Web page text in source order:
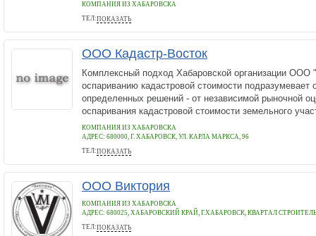
КОМПАНИЯ ИЗ ХАБАРОВСКА
ТЕЛ:ПОКАЗАТЬ
+8618453280532
ООО Кадастр-Восток
Комплексный подход Хабаровской организации ООО
оспариванию кадастровой стоимости подразумевает
определенных решений - от независимой рыночной
оспаривания кадастровой стоимости земельного
КОМПАНИЯ ИЗ ХАБАРОВСКА
АДРЕС: 680000, Г. ХАБАРОВСК, УЛ. КАРЛА МАРКСА, 96
ТЕЛ:ПОКАЗАТЬ
+7 (929) 801-62-47
ООО Виктория
КОМПАНИЯ ИЗ ХАБАРОВСКА
АДРЕС: 680025, ХАБАРОВСКИЙ КРАЙ, Г.ХАБАРОВСК, КВАРТАЛ
ТЕЛ:ПОКАЗАТЬ
(4212) 942534